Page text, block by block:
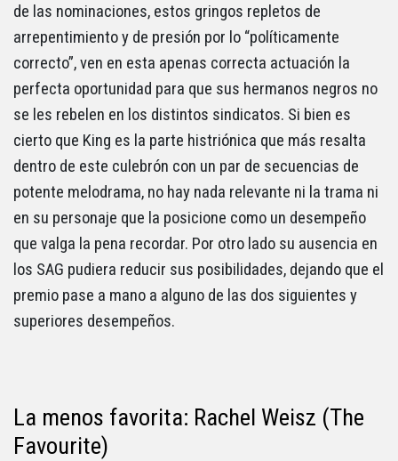
de las nominaciones, estos gringos repletos de
arrepentimiento y de presión por lo “políticamente
correcto”, ven en esta apenas correcta actuación la
perfecta oportunidad para que sus hermanos negros no
se les rebelen en los distintos sindicatos. Si bien es
cierto que King es la parte histriónica que más resalta
dentro de este culebrón con un par de secuencias de
potente melodrama, no hay nada relevante ni la trama ni
en su personaje que la posicione como un desempeño
que valga la pena recordar. Por otro lado su ausencia en
los SAG pudiera reducir sus posibilidades, dejando que el
premio pase a mano a alguno de las dos siguientes y
superiores desempeños.
La menos favorita: Rachel Weisz (The
Favourite)